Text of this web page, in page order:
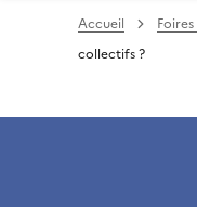
Accueil
collectifs ?